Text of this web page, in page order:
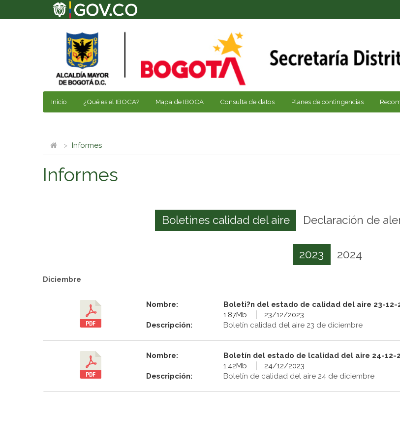
Inicio ¿Qué es el IBOCA? Mapa de IBOCA Consulta de datos Planes de contingencias
Informes
Informes
Boletines calidad del aire Declaración de
2023 2024
Diciembre
Nombre:
Boleti?n del estado de calidad del aire 23-12-
1.87Mb
23/12/2023
Descripción:
Boletín calidad del aire 23 de diciembre
Nombre:
Boletín del estado de lcalidad del aire 24-12-
1.42Mb
24/12/2023
Descripción:
Boletín de calidad del aire 24 de diciembre